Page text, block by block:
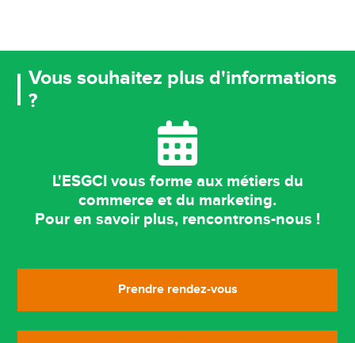
Vous souhaitez plus d'informations
?
L'ESGCI vous forme aux métiers du
commerce et du marketing.
Pour en savoir plus, rencontrons-nous !
Prendre rendez-vous